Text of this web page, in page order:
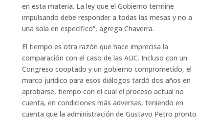
en esta materia. La ley que el Gobierno termine
impulsando debe responder a todas las mesas y no a
una sola en específico”, agrega Chaverra.
El tiempo es otra razón que hace imprecisa la
comparación con el caso de las AUC. Incluso con un
Congreso cooptado y un gobierno comprometido, el
marco jurídico para esos diálogos tardó dos años en
aprobarse, tiempo con el cual el proceso actual no
cuenta, en condiciones más adversas, teniendo en
cuenta que la administración de Gustavo Petro pronto